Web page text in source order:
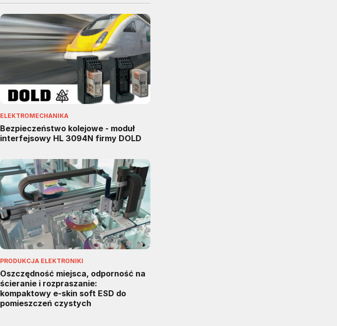
ELEKTROMECHANIKA
Bezpieczeństwo kolejowe - moduł
interfejsowy HL 3094N firmy DOLD
PRODUKCJA ELEKTRONIKI
Oszczędność miejsca, odporność na
ścieranie i rozpraszanie:
kompaktowy e-skin soft ESD do
pomieszczeń czystych